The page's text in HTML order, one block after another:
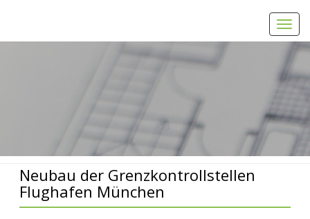
Neubau der Grenzkontrollstellen
Flughafen München